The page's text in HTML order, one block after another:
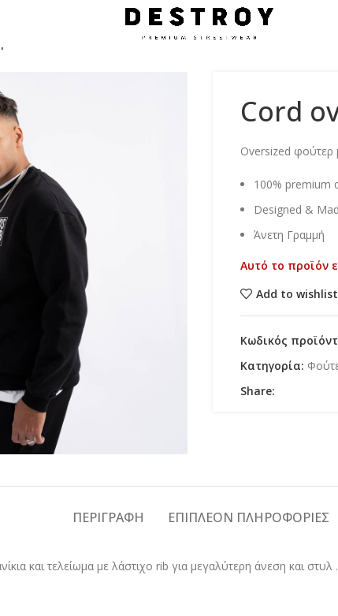
Cord
Oversized φούτερ
100% premium
Designed &
Άνετη Γραμμή
Αυτό το προϊόν
Add to wishlist
Κωδικός
Κατηγορία:
Share:
ΠΕΡΙΓΡΑΦΉ ΕΠΙΠΛΈΟΝ ΠΛΗΡΟΦΟΡΊΕΣ
και τελείωμα με λάστιχο rib για μεγαλύτερη άνεση και